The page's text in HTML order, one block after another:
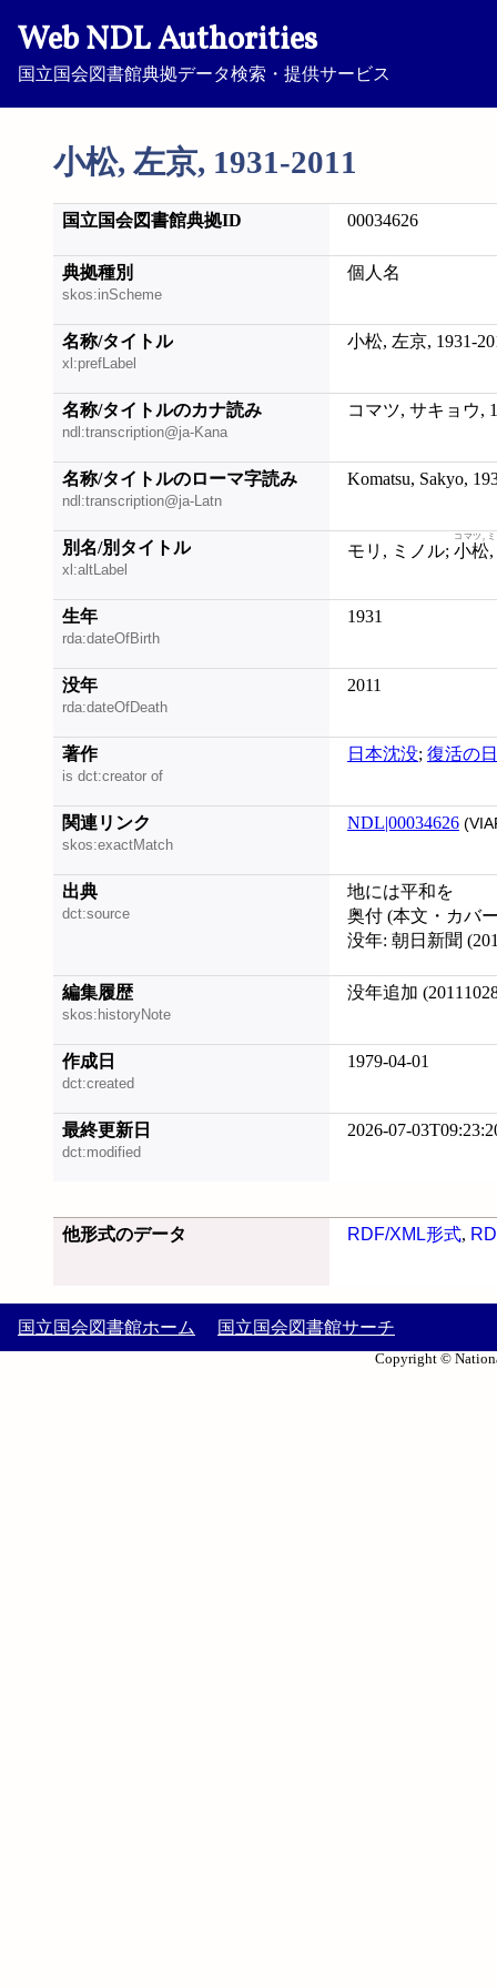
Web NDL Authorities
国立国会図書館典拠データ検索・提供サービス
小松, 左京, 1931-2011
国立国会図書館典拠ID 00034626
典拠種別
skos:inScheme
個人名
名称/タイトル
xl:prefLabel
小松, 左京, 1931-
名称/タイトルのカナ読み
ndl:transcription@ja-Kana
コマツ, サキョウ,
名称/タイトルのローマ字読み
ndl:transcription@ja-Latn
Komatsu, Sakyo,
別名/別タイトル
xl:altLabel
モリ, ミノル; 小松,
コマツ,
生年
rda:dateOfBirth
1931
没年
rda:dateOfDeath
2011
著作
is dct:creator of
日本沈没; 復活の日
関連リンク
skos:exactMatch
NDL|00034626
出典
dct:source
地には平和を
奥付 (本文・カバ
没年: 朝日新聞
編集履歴
skos:historyNote
没年追加
作成日
dct:created
1979-04-01
最終更新日
dct:modified
2026-07-
他形式のデータ RDF/XML形式,
国立国会図書館ホーム 国立国会図書館サーチ
Copyright ©